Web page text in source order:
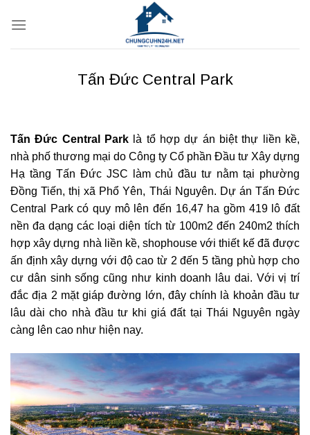
qua
Tấn Đức Central Park
Tấn Đức Central Park là tổ hợp dự án biệt thự liền kề,
nhà phố thương mại do Công ty Cổ phần Đầu tư Xây dựng
Hạ tầng Tấn Đức JSC làm chủ đầu tư nằm tại phường
Đồng Tiến, thị xã Phổ Yên, Thái Nguyên. Dự án Tấn Đức
Central Park có quy mô lên đến 16,47 ha gồm 419 lô đất
nền đa dạng các loại diện tích từ 100m2 đến 240m2 thích
hợp xây dựng nhà liền kề, shophouse với thiết kế đã được
ấn định xây dựng với độ cao từ 2 đến 5 tầng phù hợp cho
cư dân sinh sống cũng như kinh doanh lâu dai. Với vị trí
đắc địa 2 mặt giáp đường lớn, đây chính là khoản đầu tư
lâu dài cho nhà đầu tư khi giá đất tại Thái Nguyên ngày
càng lên cao như hiện nay.